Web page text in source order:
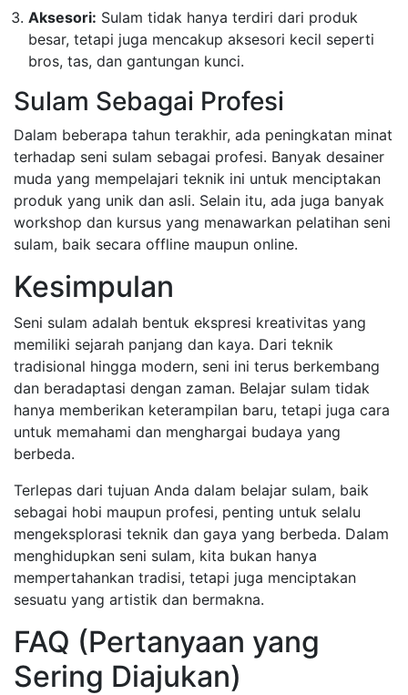
Aksesori: Sulam tidak hanya terdiri dari produk
besar, tetapi juga mencakup aksesori kecil seperti
bros, tas, dan gantungan kunci.
Sulam Sebagai Profesi
Dalam beberapa tahun terakhir, ada peningkatan minat
terhadap seni sulam sebagai profesi. Banyak desainer
muda yang mempelajari teknik ini untuk menciptakan
produk yang unik dan asli. Selain itu, ada juga banyak
workshop dan kursus yang menawarkan pelatihan seni
sulam, baik secara offline maupun online.
Kesimpulan
Seni sulam adalah bentuk ekspresi kreativitas yang
memiliki sejarah panjang dan kaya. Dari teknik
tradisional hingga modern, seni ini terus berkembang
dan beradaptasi dengan zaman. Belajar sulam tidak
hanya memberikan keterampilan baru, tetapi juga cara
untuk memahami dan menghargai budaya yang
berbeda.
Terlepas dari tujuan Anda dalam belajar sulam, baik
sebagai hobi maupun profesi, penting untuk selalu
mengeksplorasi teknik dan gaya yang berbeda. Dalam
menghidupkan seni sulam, kita bukan hanya
mempertahankan tradisi, tetapi juga menciptakan
sesuatu yang artistik dan bermakna.
FAQ (Pertanyaan yang
Sering Diajukan)